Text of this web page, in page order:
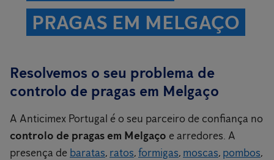
PRAGAS EM MELGAÇO
Resolvemos o seu problema de
controlo de pragas em Melgaço
A Anticimex Portugal é o seu parceiro de confiança no
controlo de pragas em Melgaço e arredores. A
presença de baratas, ratos,formigas, moscas, pombos,